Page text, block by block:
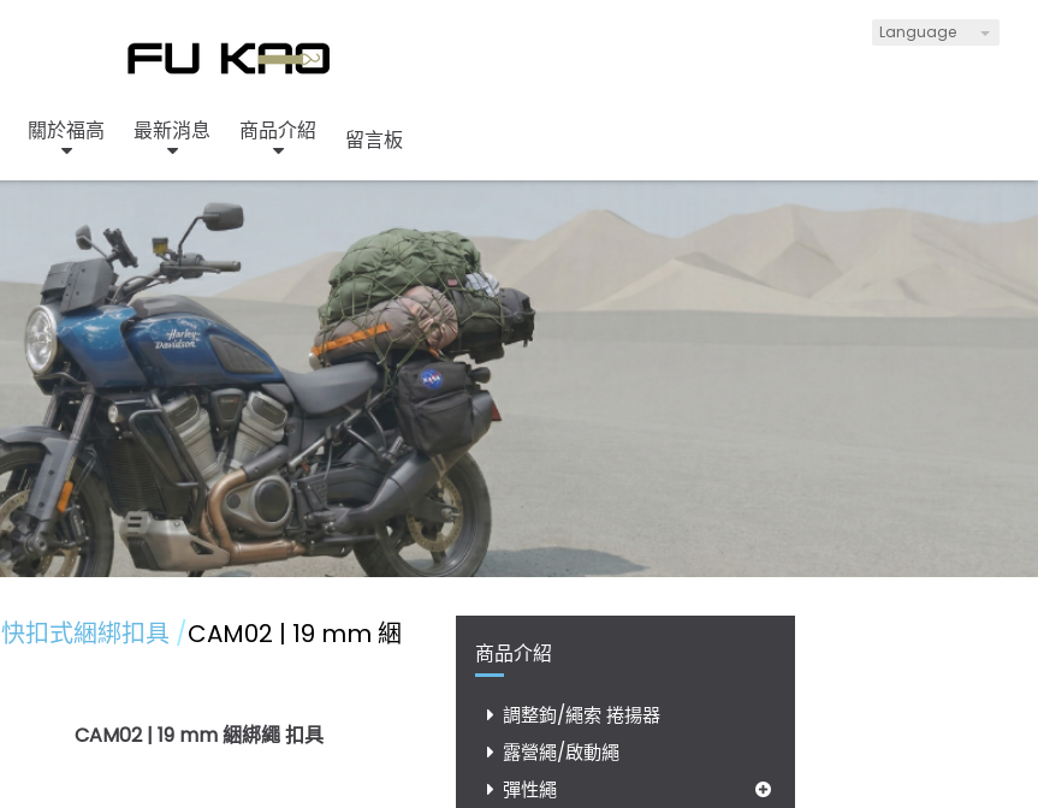
Language
關於福高 最新消息 商品介紹 留言板
商品介紹
調整鉤/繩索 捲揚器
露營繩/啟動繩
彈性繩
快扣式綑綁扣具
CAM02 | 19 mm 綑
CAM02 | 19 mm 綑綁繩 扣具